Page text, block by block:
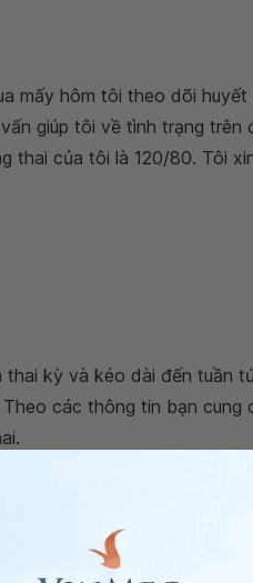
mấy hôm tôi theo dõi huyết
giúp tôi về tình trạng trên
thai của tôi là 120/80. Tôi
thai kỳ và kéo dài đến tuần
các thông tin bạn cung
mạch để được theo dõi
có thể gây nên